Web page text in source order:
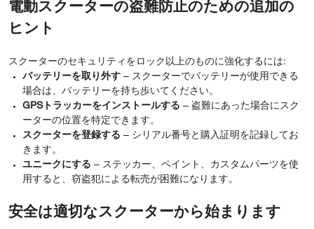
電動スクーターの盗難防止のための追加の
ヒント
スクーターのセキュリティをロック以上のものに強化するには:
バッテリーを取り外す – スクーターでバッテリーが使用できる
場合は、バッテリーを持ち歩いてください。
GPSトラッカーをインストールする – 盗難にあった場合にスク
ーターの位置を特定できます。
スクーターを登録する – シリアル番号と購入証明を記録してお
きます。
ユニークにする – ステッカー、ペイント、カスタムパーツを使
用すると、窃盗犯による転売が困難になります。
安全は適切なスクーターから始まります